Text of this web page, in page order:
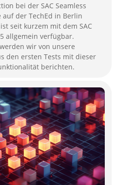
bei der SAC Seamless
auf der TechEd in Berlin
seit kurzem mit dem SAC
allgemein verfügbar.
wir von unsere
den ersten Tests mit dieser
berichten.